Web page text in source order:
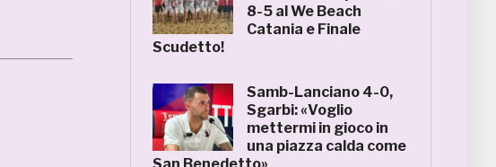
8-5 al We Beach
Catania e Finale
Scudetto!
Samb-Lanciano 4-0,
Sgarbi: «Voglio
mettermi in gioco in
una piazza calda come